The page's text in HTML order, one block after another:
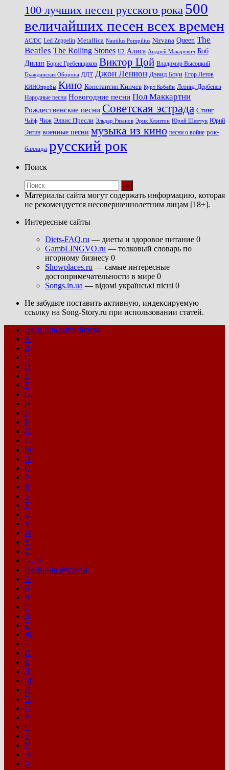
100 лучших песен русского рока 500
величайших песен всех времен
AC/DC Led Zeppelin Metallica Nautilus Pompilius Nirvana Queen The
Beatles The Rolling Stones U2 Алиса Андрей Макаревич Боб
Дилан Борис Гребенщиков Виктор Цой Владимир Высоцкий
Гражданская Оборона ДДТ Джон Леннон Дэвид Боуи Егор Летов
КИНОпробы Кино Константин Кинчев Курт Кобейн Леонид Дербенев
Народные песни Новогодние песни Пол Маккартни
Рождественские песни Советская эстрада Стинг
Чайф Чиж Элвис Пресли Эльдар Рязанов Эрик Клэптон Юрий Шевчук Юрий
Энтин военные песни музыка из кино песни о войне рок-
баллада русский рок
Поиск
Материалы сайта могут содержать информацию, которая
не рекомендуется несовершеннолетним лицам [18+].
Интересные сайты
Diets-FAQ.ru — диеты и здоровое питание 0
GambLINGVO.ru — толковый словарь по
игорному бизнесу 0
Showplaces.ru — самые интересные
достопримечательности в мире 0
Songs.in.ua — відомі українські пісні 0
Не забудьте поставить активную, индексируемую
ссылку на Song-Story.ru при использовании статей.
Песни на английском
A
B
C
D
E
F
G
H
I
J
K
L
M
N
O
P
R
S
T
U
V
W
Y
Z
0…9
Песни на русском
А
Б
В
Г
Д
Е
Ж
З
И
К
Л
М
Н
О
П
Р
С
Т
У
Ф
Х